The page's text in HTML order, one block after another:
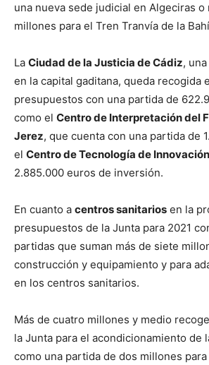
una nueva sede judicial en Algeciras o
millones para el Tren Tranvía de la
La Ciudad de la Justicia de Cádiz,
en la capital gaditana, queda recogida
presupuestos con una partida de
como el Centro de Interpretación del
Jerez, que cuenta con una partida de
el Centro de Tecnología de
2.885.000 euros de inversión.
En cuanto a centros sanitarios en la
presupuestos de la Junta para 2021
partidas que suman más de siete
construcción y equipamiento y para
en los centros sanitarios.
Más de cuatro millones y medio
la Junta para el acondicionamiento de
como una partida de dos millones para